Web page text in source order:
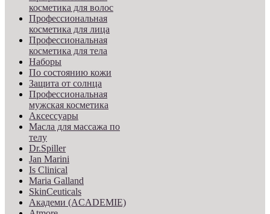
косметика для волос
Профессиональная
косметика для лица
Профессиональная
косметика для тела
Наборы
По состоянию кожи
Защита от солнца
Профессиональная
мужская косметика
Аксессуары
Масла для массажа по
телу
Dr.Spiller
Jan Marini
Is Clinical
Maria Galland
SkinCeuticals
Академи (ACADEMIE)